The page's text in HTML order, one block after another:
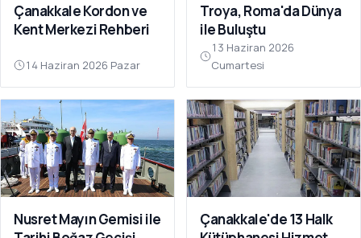
Çanakkale Kordon ve
Kent Merkezi Rehberi
14 Haziran 2026 Pazar
Troya, Roma'da Dünya
ile Buluştu
13 Haziran 2026
Cumartesi
Nusret Mayın Gemisi ile
Çanakkale'de 13 Halk